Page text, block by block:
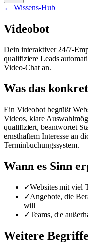
← Wissens-Hub
Videobot
Dein interaktiver 24/7-
qualifiziere Leads
Video-Chat an.
Was das
Ein Videobot begrüßt
Videos, klare
qualifiziert, beantwortet
ernsthaftem Interesse an
Terminbuchungssystem.
Wann es Sinn
✓Websites mit viel
✓Angebote, die
will
✓Teams, die
Weitere Begriffe